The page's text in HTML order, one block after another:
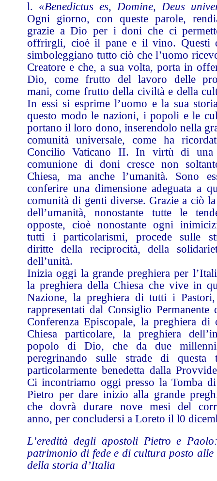
l. «Benedictus es, Domine, Deus
Ogni giorno, con queste parole,
grazie a Dio per i doni che ci
offrirgli, cioè il pane e il vino. Questi
simboleggiano tutto ciò che l’uomo
Creatore e che, a sua volta, porta in
Dio, come frutto del lavoro delle
mani, come frutto della civiltà e della
In essi si esprime l’uomo e la sua
questo modo le nazioni, i popoli e le
portano il loro dono, inserendolo nella
comunità universale, come ha
Concilio Vaticano II. In virtù di una
comunione di doni cresce non
Chiesa, ma anche l’umanità. Sono
conferire una dimensione adeguata a
comunità di genti diverse. Grazie a ciò
dell’umanità, nonostante tutte le
opposte, cioè nonostante ogni
tutti i particolarismi, procede sulle
diritte della reciprocità, della
dell’unità.
Inizia oggi la grande preghiera per
la preghiera della Chiesa che vive in
Nazione, la preghiera di tutti i
rappresentati dal Consiglio Permanente
Conferenza Episcopale, la preghiera di
Chiesa particolare, la preghiera
popolo di Dio, che da due
peregrinando sulle strade di questa
particolarmente benedetta dalla
Ci incontriamo oggi presso la Tomba
Pietro per dare inizio alla grande
che dovrà durare nove mesi del
anno, per concludersi a Loreto il l0
L’eredità degli apostoli Pietro e
patrimonio di fede e di cultura posto alle
della storia d’Italia